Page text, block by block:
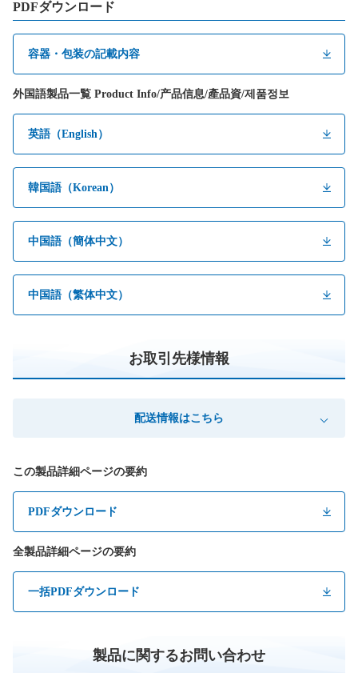
PDFダウンロード
容器・包装の記載内容
外国語製品一覧 Product Info/产品信息/產品資/제품정보
英語（English）
韓国語（Korean）
中国語（簡体中文）
中国語（繁体中文）
お取引先様情報
配送情報はこちら
この製品詳細ページの要約
PDFダウンロード
全製品詳細ページの要約
一括PDFダウンロード
製品に関するお問い合わせ